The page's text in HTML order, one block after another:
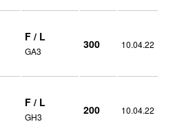
F / L
GA3
300 10.04.22
F / L
GH3
200 10.04.22